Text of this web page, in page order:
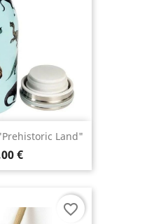
Land"
€
favorite_border